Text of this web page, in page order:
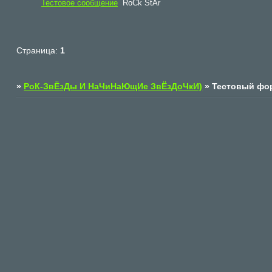
Тестовое сообщение
RoCk StAr
Страница: 1
» РоК-ЗвЁзДы И НаЧиНаЮщИе ЗвЁзДоЧкИ) »Тестовый